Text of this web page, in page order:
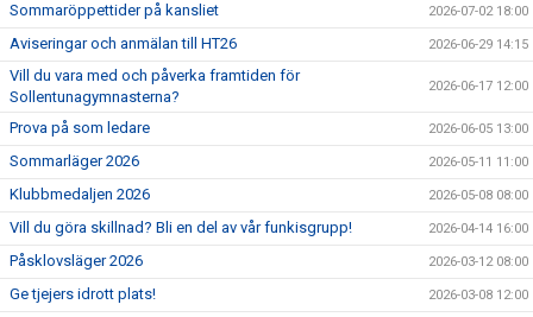
Sommaröppettider på kansliet 2026-07-02 18:00
Aviseringar och anmälan till HT26 2026-06-29 14:15
Vill du vara med och påverka framtiden för
Sollentunagymnasterna?
2026-06-17 12:00
Prova på som ledare 2026-06-05 13:00
Sommarläger 2026 2026-05-11 11:00
Klubbmedaljen 2026 2026-05-08 08:00
Vill du göra skillnad? Bli en del av vår funkisgrupp! 2026-04-14 16:00
Påsklovsläger 2026 2026-03-12 08:00
Ge tjejers idrott plats! 2026-03-08 12:00